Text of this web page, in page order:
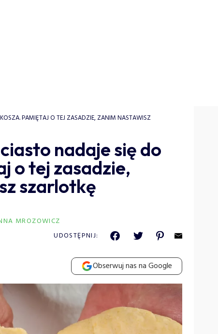
PAMIĘTAJ O TEJ ZASADZIE, ZANIM NASTAWISZ
nadaje się do
o tej zasadzie,
szarlotkę
MROZOWICZ
UDOSTĘPNIJ:
Obserwuj nas na Google